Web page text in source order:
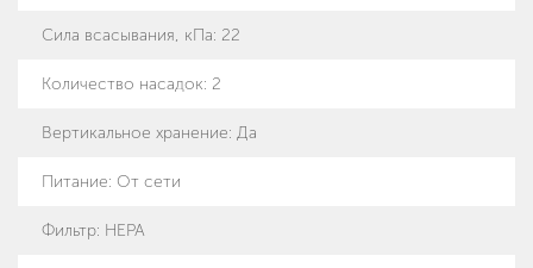
Сила всасывания, кПа: 22
Количество насадок: 2
Вертикальное хранение: Да
Питание: От сети
Фильтр: HEPA